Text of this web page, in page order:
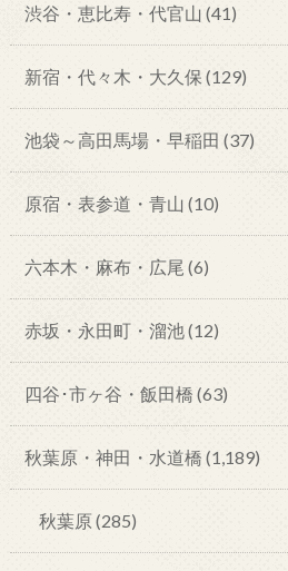
渋谷・恵比寿・代官山 (41)
新宿・代々木・大久保 (129)
池袋～高田馬場・早稲田 (37)
原宿・表参道・青山 (10)
六本木・麻布・広尾 (6)
赤坂・永田町・溜池(12)
四谷･市ヶ谷・飯田橋 (63)
秋葉原・神田・水道橋 (1,189)
秋葉原 (285)